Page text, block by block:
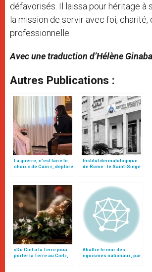
défavorisés. Il laissa pour héritage à
la mission de servir avec foi,
professionnelle.
Avec une traduction d’Hélène
Autres Publications :
La guerre, c’est faire le
choix « de Caïn », déplore
Institut dermatologique
de Rome : le Saint-Siège
«Du Ciel à la Terre pour
porter la Terre au Ciel»,
Abattre le mur des
égoïsmes nationaux, par